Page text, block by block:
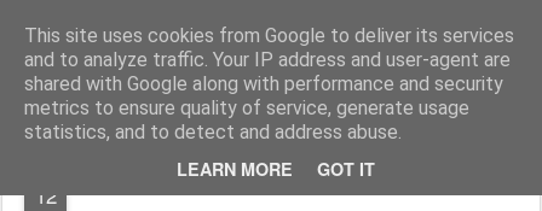
This site uses cookies from Google to deliver its services
and to analyze traffic. Your IP address and user-agent are
shared with Google along with performance and security
metrics to ensure quality of service, generate usage
statistics, and to detect and address abuse.
LEARN MORE GOT IT
Geopalavras
canal800 clique ZapCanal
12 Primavera acalorada.